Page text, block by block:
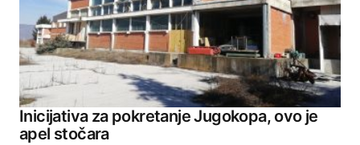
Inicijativa za pokretanje Jugokopa, ovo je
apel stočara